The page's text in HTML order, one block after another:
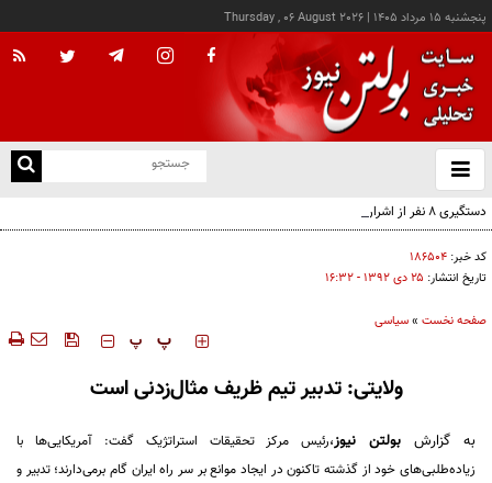
پنجشنبه ۱۵ مرداد ۱۴۰۵ |
Thursday , 06 August 2026
باز
و
دستگیری ۸ نفر از اشرار مسلح شاخص و مرتبطین گروهک‌های تروریستی
کد خبر: ۱۸۶۵۰۴
تاریخ انتشار: ۲۵ دی ۱۳۹۲ - ۱۶:۳۲
صفحه نخست »سیاسی
‍‍‍ پ پ
ولایتی: تدبیر تیم ظریف مثال‌زدنی است
به گزارش بولتن نیوز،رئیس مرکز تحقیقات استرات‍ژیک گفت: آمریکایی‌ها با
زیاده‌طلبی‌های خود از گذشته تاکنون در ایجاد موانع بر سر راه ایران گام برمی‌دارند؛ تدبیر و